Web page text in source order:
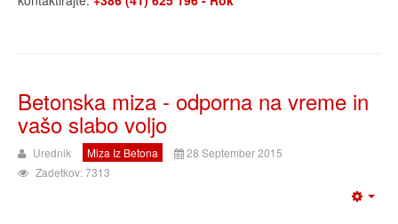
Betonska miza - odporna na vreme in
vašo slabo voljo
Urednik Miza Iz Betona
28 September 2015
Zadetkov: 7313